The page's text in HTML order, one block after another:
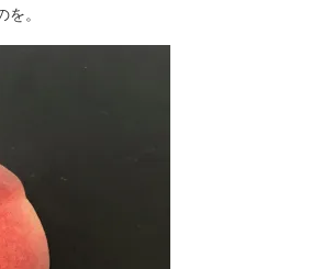
。